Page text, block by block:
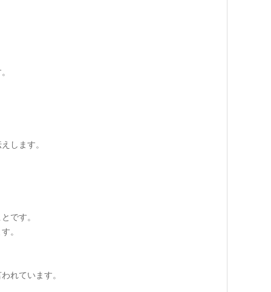
します。
です。
。
れています。